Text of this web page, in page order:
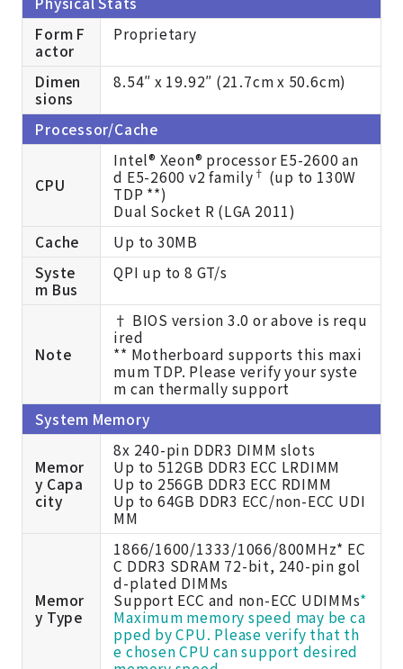
Form F
actor
Proprietary
Dimen
sions
8.54″ x 19.92″ (21.7cm x 50.6cm)
Processor/Cache
CPU
Intel® Xeon® processor E5-2600 an
d E5-2600 v2 family † (up to 130W
TDP **)
Dual Socket R (LGA 2011)
Cache
Up to 30MB
Syste
m Bus
QPI up to 8 GT/s
Note
† BIOS version 3.0 or above is requ
ired
** Motherboard supports this maxi
mum TDP. Please verify your syste
m can thermally support
System Memory
Memor
y Capa
city
8x 240-pin DDR3 DIMM slots
Up to 512GB DDR3 ECC LRDIMM
Up to 256GB DDR3 ECC RDIMM
Up to 64GB DDR3 ECC/non-ECC UDI
MM
Memor
y Type
1866/1600/1333/1066/800MHz* EC
C DDR3 SDRAM 72-bit, 240-pin gol
d-plated DIMMs
Support ECC and non-ECC UDIMMs*
Maximum memory speed may be ca
pped by CPU. Please verify that th
e chosen CPU can support desired